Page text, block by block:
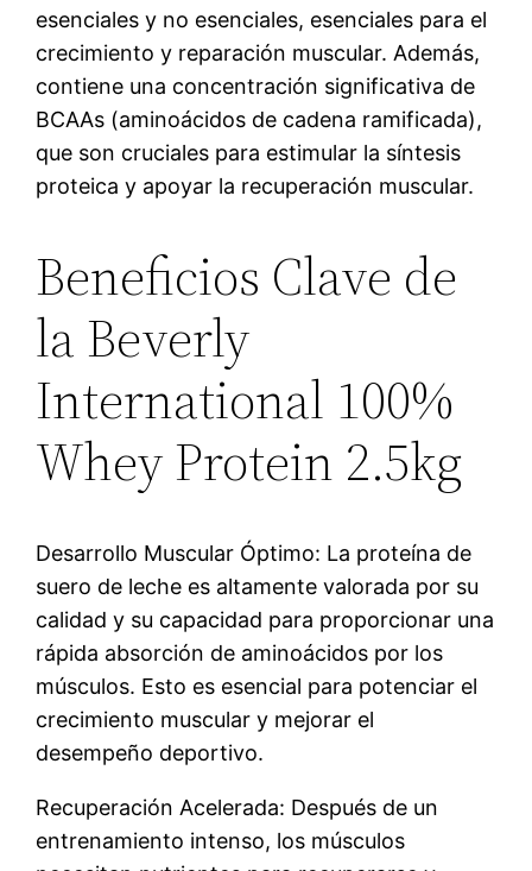
esenciales y no esenciales, esenciales para el
crecimiento y reparación muscular. Además,
contiene una concentración significativa de
BCAAs (aminoácidos de cadena ramificada),
que son cruciales para estimular la síntesis
proteica y apoyar la recuperación muscular.
Beneficios Clave de
la Beverly
International 100%
Whey Protein 2.5kg
Desarrollo Muscular Óptimo: La proteína de
suero de leche es altamente valorada por su
calidad y su capacidad para proporcionar una
rápida absorción de aminoácidos por los
músculos. Esto es esencial para potenciar el
crecimiento muscular y mejorar el
desempeño deportivo.
Recuperación Acelerada: Después de un
entrenamiento intenso, los músculos